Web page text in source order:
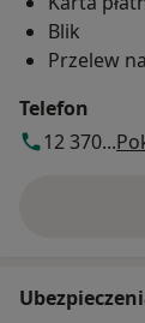
Blik
Przelew
Telefon
12 370...